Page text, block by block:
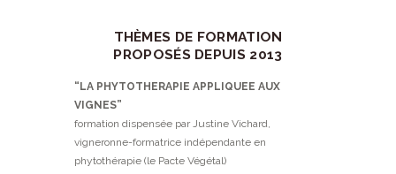
THÈMES DE FORMATION
PROPOSÉS DEPUIS 2013
“LA PHYTOTHERAPIE APPLIQUEE AUX
VIGNES”
formation dispensée par Justine Vichard,
vigneronne-formatrice indépendante en
phytothérapie (le Pacte Végétal)